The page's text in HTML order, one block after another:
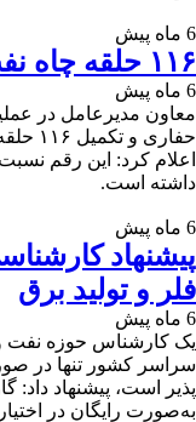
6 ماه پیش
۱۱۶ حلقه چاه نفت و گاز در ۱۱ ماه حفاری شد
6 ماه پیش
معاون مدیرعامل در
داشته است.
6 ماه پیش
پیشنهاد
فلر و تولید برق
6 ماه پیش
یک کارشناس حوزه نفت و
سراسر کشور تنها در
پذیر است، پیشنهاد
به‌صورت رایگان در